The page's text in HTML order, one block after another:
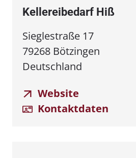
Kellereibedarf Hiß
Sieglestraße 17
79268 Bötzingen
Deutschland
Website
Kontaktdaten